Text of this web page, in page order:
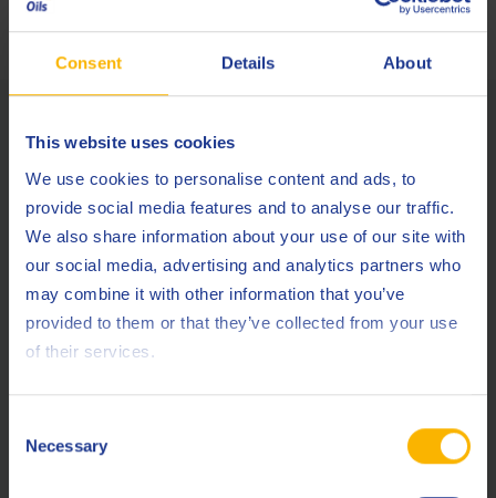
Consent Details About
This website uses cookies
We use cookies to personalise content and ads, to
provide social media features and to analyse our traffic.
We also share information about your use of our site with
our social media, advertising and analytics partners who
may combine it with other information that you’ve
provided to them or that they’ve collected from your use
of their services.
Selection
Necessary
Qualitätssystemen zertifiziert:
Es ist das Ziel von Q8Oils, unsere Verantwortung für den
Schutz der Umwelt zu erfüllen. Deshalb haben wir eine strikte
Unternehmenspolitik in Bezug auf Gesundheit, Arbeitsschutz,
Sicherheit und Umweltschutz (HSSE – Health, Safety,
Security & Environment) und entsprechen folgenden
Standards: